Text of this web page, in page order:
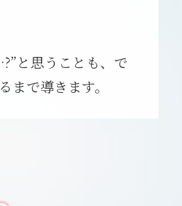
と思うことも、で
まで導きます。